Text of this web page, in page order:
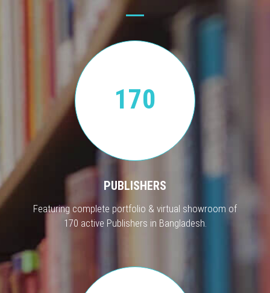
170
PUBLISHERS
Featuring complete portfolio & virtual showroom of
170 active Publishers in Bangladesh.